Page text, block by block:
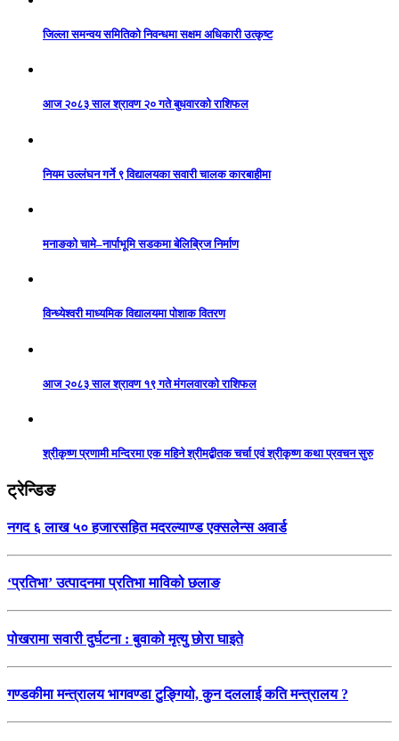
जिल्ला समन्वय समितिको निवन्धमा सक्षम अधिकारी उत्कृष्ट
आज २०८३ साल श्रावण २० गते बुधवारको राशिफल
नियम उल्लंघन गर्ने ९ विद्यालयका सवारी चालक कारबाहीमा
मनाङको चामे–नार्पाभूमि सडकमा बेलिब्रिज निर्माण
विन्ध्येश्वरी माध्यमिक विद्यालयमा पोशाक वितरण
आज २०८३ साल श्रावण १९ गते मंगलवारको राशिफल
श्रीकृष्ण प्रणामी मन्दिरमा एक महिने श्रीमद्बीतक चर्चा एवं श्रीकृष्ण कथा प्रवचन सुरु
ट्रेन्डिङ
नगद ६ लाख ५० हजारसहित मदरल्याण्ड एक्सलेन्स अवार्ड
‘प्रतिभा’ उत्पादनमा प्रतिभा माविको छलाङ
पोखरामा सवारी दुर्घटना : बुवाको मृत्यु छोरा घाइते
गण्डकीमा मन्त्रालय भागवण्डा टुङ्गियो, कुन दललाई कति मन्त्रालय ?